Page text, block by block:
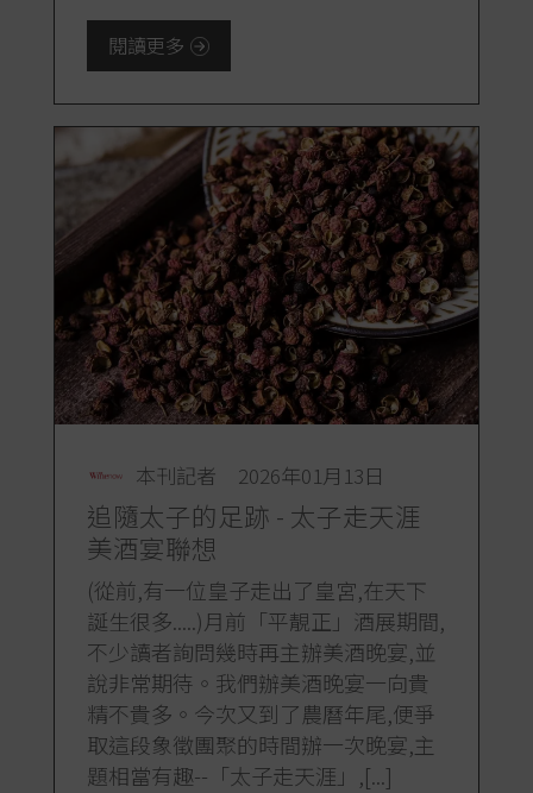
閱讀更多
本刊記者 2026年01月13日
追隨太子的足跡 - 太子走天涯
美酒宴聯想
(從前,有一位皇子走出了皇宮,在天下
誕生很多.....)月前「平靚正」酒展期間,
不少讀者詢問幾時再主辦美酒晚宴,並
說非常期待。我們辦美酒晚宴一向貴
精不貴多。今次又到了農曆年尾,便爭
取這段象徵團聚的時間辦一次晚宴,主
題相當有趣--「太子走天涯」,[...]